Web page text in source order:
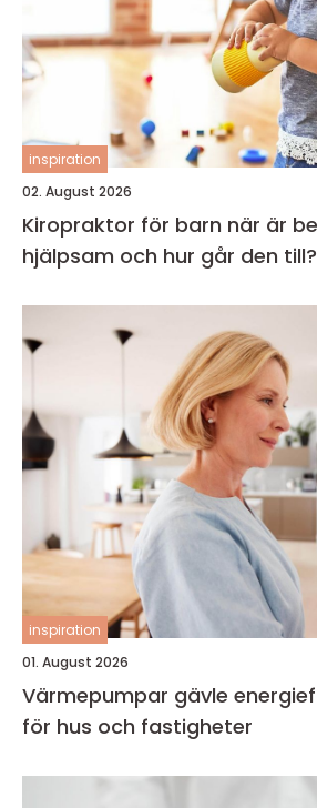
inspiration
02. August 2026
Kiropraktor för barn när är behandling
hjälpsam och hur går den till?
inspiration
01. August 2026
Värmepumpar gävle energieffektiv värme
för hus och fastigheter